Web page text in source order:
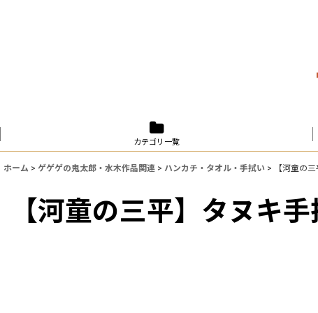
カテゴリ一覧
ホーム > ゲゲゲの鬼太郎・水木作品関連 > ハンカチ・タオル・手拭い > 【河童の
【河童の三平】タヌキ